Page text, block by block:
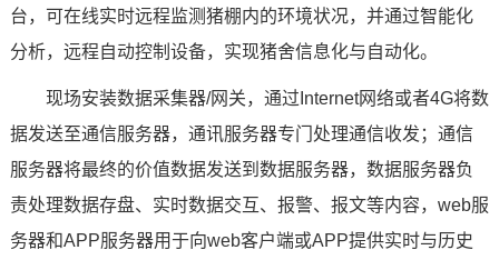
台，可在线实时远程监测猪棚内的环境状况，并通过智能化
分析，远程自动控制设备，实现猪舍信息化与自动化。
现场安装数据采集器/网关，通过Internet网络或者4G将数
据发送至通信服务器，通讯服务器专门处理通信收发；通信
服务器将最终的价值数据发送到数据服务器，数据服务器负
责处理数据存盘、实时数据交互、报警、报文等内容，web服
务器和APP服务器用于向web客户端或APP提供实时与历史